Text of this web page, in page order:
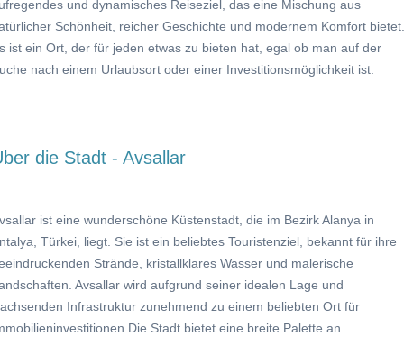
und dynamisches Reiseziel, das eine Mischung aus
Schönheit, reicher Geschichte und modernem Komfort bietet.
ist ein Ort, der für jeden etwas zu bieten hat, egal ob man auf der
nach einem Urlaubsort oder einer Investitionsmöglichkeit ist.
die Stadt - Avsallar
ist eine wunderschöne Küstenstadt, die im Bezirk Alanya in
Türkei, liegt. Sie ist ein beliebtes Touristenziel, bekannt für ihre
Strände, kristallklares Wasser und malerische
Avsallar wird aufgrund seiner idealen Lage und
Infrastruktur zunehmend zu einem beliebten Ort für
Stadt bietet eine breite Palette an